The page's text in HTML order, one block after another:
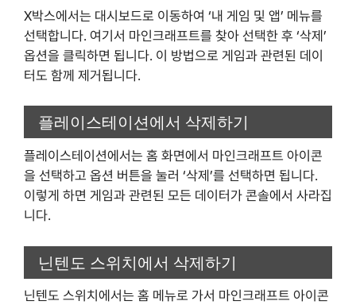
X박스에서는 대시보드로 이동하여 ‘내 게임 및 앱’ 메뉴를
선택합니다. 여기서 마인크래프트를 찾아 선택한 후 ‘삭제’
옵션을 클릭하면 됩니다. 이 방법으로 게임과 관련된 데이
터도 함께 제거됩니다.
플레이스테이션에서 삭제하기
플레이스테이션에서는 홈 화면에서 마인크래프트 아이콘
을 선택하고 옵션 버튼을 눌러 ‘삭제’를 선택하면 됩니다.
이렇게 하면 게임과 관련된 모든 데이터가 콘솔에서 사라집
니다.
닌텐도 스위치에서 삭제하기
닌텐도 스위치에서는 홈 메뉴로 가서 마인크래프트 아이콘